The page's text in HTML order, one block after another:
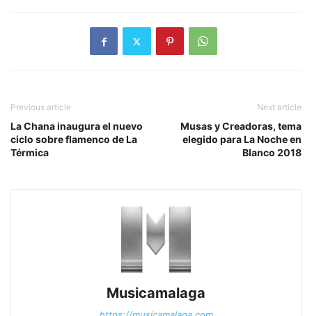
Previous article
La Chana inaugura el nuevo
ciclo sobre flamenco de La
Térmica
Next article
Musas y Creadoras, tema
elegido para La Noche en
Blanco 2018
Musicamalaga